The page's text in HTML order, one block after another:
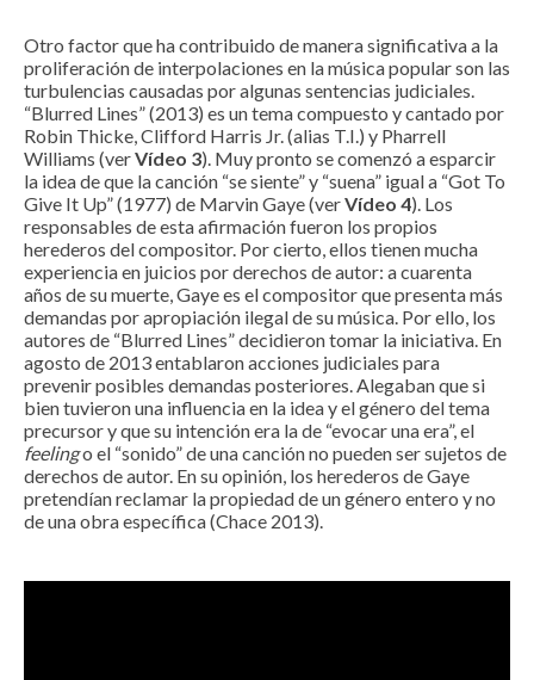
Otro factor que ha contribuido de manera significativa a la
proliferación de interpolaciones en la música popular son las
turbulencias causadas por algunas sentencias judiciales.
“Blurred Lines” (2013) es un tema compuesto y cantado por
Robin Thicke, Clifford Harris Jr. (alias T.I.) y Pharrell
Williams (verVídeo 3). Muy pronto se comenzó a esparcir
la idea de que la canción “se siente” y “suena” igual a “Got To
Give It Up” (1977) de Marvin Gaye (verVídeo 4). Los
responsables de esta afirmación fueron los propios
herederos del compositor. Por cierto, ellos tienen mucha
experiencia en juicios por derechos de autor: a cuarenta
años de su muerte, Gaye es el compositor que presenta más
demandas por apropiación ilegal de su música. Por ello, los
autores de “Blurred Lines” decidieron tomar la iniciativa. En
agosto de 2013 entablaron acciones judiciales para
prevenir posibles demandas posteriores. Alegaban que si
bien tuvieron una influencia en la idea y el género del tema
precursor y que su intención era la de “evocar una era”, el
feelingo el “sonido” de una canción no pueden ser sujetos de
derechos de autor. En su opinión, los herederos de Gaye
pretendían reclamar la propiedad de un género entero y no
de una obra específica (Chace 2013).